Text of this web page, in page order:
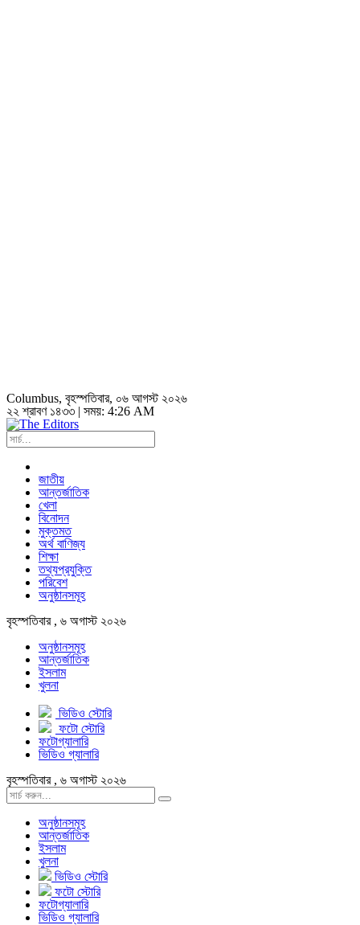
Columbus, বৃহস্পতিবার, ০৬ আগস্ট ২০২৬
২২ শ্রাবণ ১৪৩৩ | সময়: 4:26 AM
জাতীয়
আন্তর্জাতিক
খেলা
বিনোদন
মুক্তমত
অর্থ বাণিজ্য
শিক্ষা
তথ্যপ্রযুক্তি
পরিবেশ
অনুষ্ঠানসমূহ
বৃহস্পতিবার , ৬ অগাস্ট ২০২৬
অনুষ্ঠানসমূহ
আন্তর্জাতিক
ইসলাম
খুলনা
ভিডিও স্টোরি
ফটো স্টোরি
ফটোগ্যালারি
ভিডিও গ্যালারি
বৃহস্পতিবার , ৬ অগাস্ট ২০২৬
অনুষ্ঠানসমূহ
আন্তর্জাতিক
ইসলাম
খুলনা
ভিডিও স্টোরি
ফটো স্টোরি
ফটোগ্যালারি
ভিডিও গ্যালারি